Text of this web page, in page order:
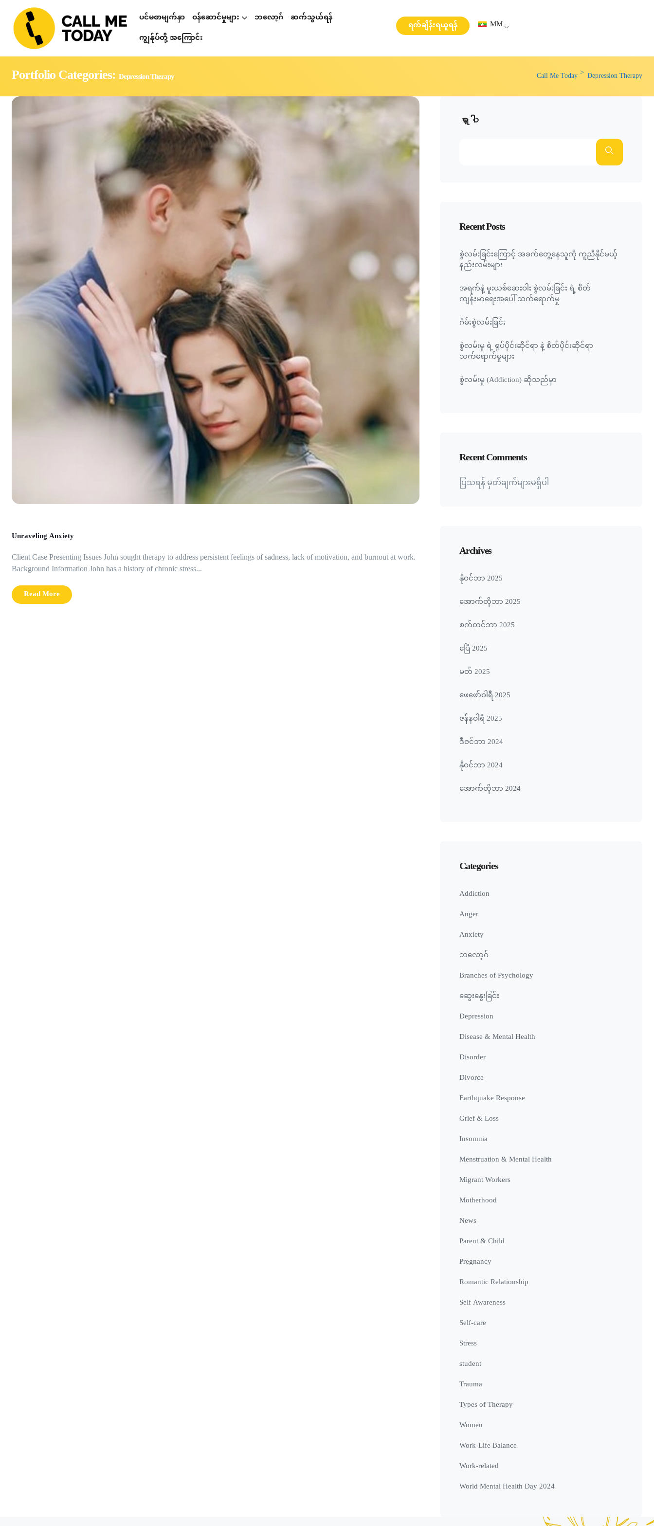
ပင်မစာမျက်နှာ ဝန်ဆောင်မှုများ ဘလော့ဂ် ဆက်သွယ်ရန်
ကျွန်ုပ်တို့ အကြောင်း
ရက်ချိန်းရယူရန် MM
Portfolio Categories: Depression Therapy Call Me Today Depression Therapy
Unraveling Anxiety
Client Case Presenting Issues John sought therapy to address persistent feelings of sadness, lack of motivation, and burnout at work.
Background Information John has a history of chronic stress...
Read More
ရှာပါ
Recent Posts
စွဲလမ်းခြင်းကြောင့် အခက်တွေ့နေသူကို ကူညီနိုင်မယ့်
နည်းလမ်းများ
အရက်နဲ့ မူးယစ်ဆေးဝါး စွဲလမ်းခြင်း ရဲ့ စိတ်
ကျန်းမာရေးအပေါ် သက်ရောက်မှု
ဂိမ်းစွဲလမ်းခြင်း
စွဲလမ်းမှု ရဲ့ ရုပ်ပိုင်းဆိုင်ရာ နဲ့ စိတ်ပိုင်းဆိုင်ရာ
သက်ရောက်မှုများ
စွဲလမ်းမှု (Addiction) ဆိုသည်မှာ
Recent Comments
ပြသရန် မှတ်ချက်များမရှိပါ
Archives
နိုဝင်ဘာ 2025
အောက်တိုဘာ 2025
စက်တင်ဘာ 2025
ဧပြီ 2025
မတ် 2025
ဖေ‌ဖော်ဝါရီ 2025
ဇန်နဝါရီ 2025
ဒီဇင်ဘာ 2024
နိုဝင်ဘာ 2024
အောက်တိုဘာ 2024
Categories
Addiction
Anger
Anxiety
ဘလော့ဂ်
Branches of Psychology
ဆွေးနွေးခြင်း
Depression
Disease & Mental Health
Disorder
Divorce
Earthquake Response
Grief & Loss
Insomnia
Menstruation & Mental Health
Migrant Workers
Motherhood
News
Parent & Child
Pregnancy
Romantic Relationship
Self Awareness
Self-care
Stress
student
Trauma
Types of Therapy
Women
Work-Life Balance
Work-related
World Mental Health Day 2024